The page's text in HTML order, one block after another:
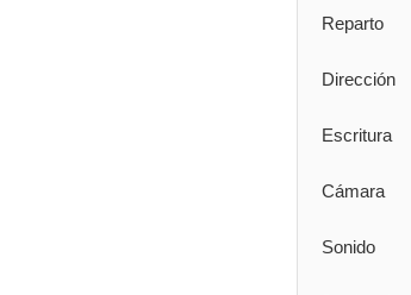
Reparto
Dirección
Escritura
Cámara
Sonido